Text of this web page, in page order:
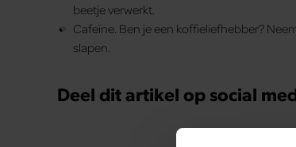
beetje verwerkt.
Cafeïne. Ben je een koffieliefhebber?
slapen.
Deel dit artikel op social